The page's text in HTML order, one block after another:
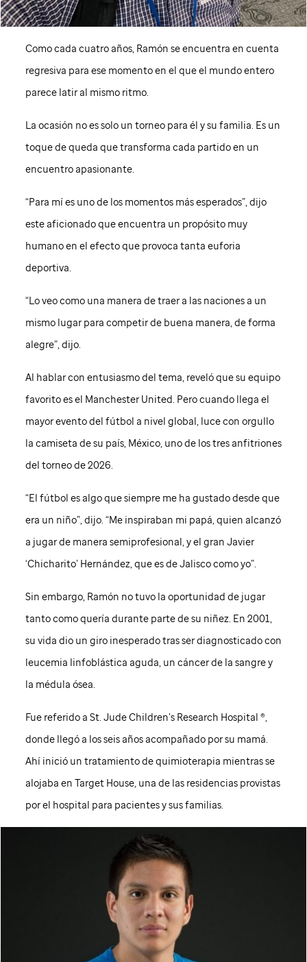
Como cada cuatro años, Ramón se encuentra en cuenta
regresiva para ese momento en el que el mundo entero
parece latir al mismo ritmo.
La ocasión no es solo un torneo para él y su familia. Es un
toque de queda que transforma cada partido en un
encuentro apasionante.
“Para mí es uno de los momentos más esperados”, dijo
este aficionado que encuentra un propósito muy
humano en el efecto que provoca tanta euforia
deportiva.
“Lo veo como una manera de traer a las naciones a un
mismo lugar para competir de buena manera, de forma
alegre”, dijo.
Al hablar con entusiasmo del tema, reveló que su equipo
favorito es el Manchester United. Pero cuando llega el
mayor evento del fútbol a nivel global, luce con orgullo
la camiseta de su país, México, uno de los tres anfitriones
del torneo de 2026.
“El fútbol es algo que siempre me ha gustado desde que
era un niño”, dijo. “Me inspiraban mi papá, quien alcanzó
a jugar de manera semiprofesional, y el gran Javier
‘Chicharito’ Hernández, que es de Jalisco como yo”.
Sin embargo, Ramón no tuvo la oportunidad de jugar
tanto como quería durante parte de su niñez. En 2001,
su vida dio un giro inesperado tras ser diagnosticado con
leucemia linfoblástica aguda, un cáncer de la sangre y
la médula ósea.
Fue referido a St. JudeChildren’s Research Hospital ®,
donde llegó a los seis años acompañado por su mamá.
Ahí inició un tratamiento de quimioterapia mientras se
alojaba en Target House, una de las residencias provistas
por el hospital para pacientes y sus familias.